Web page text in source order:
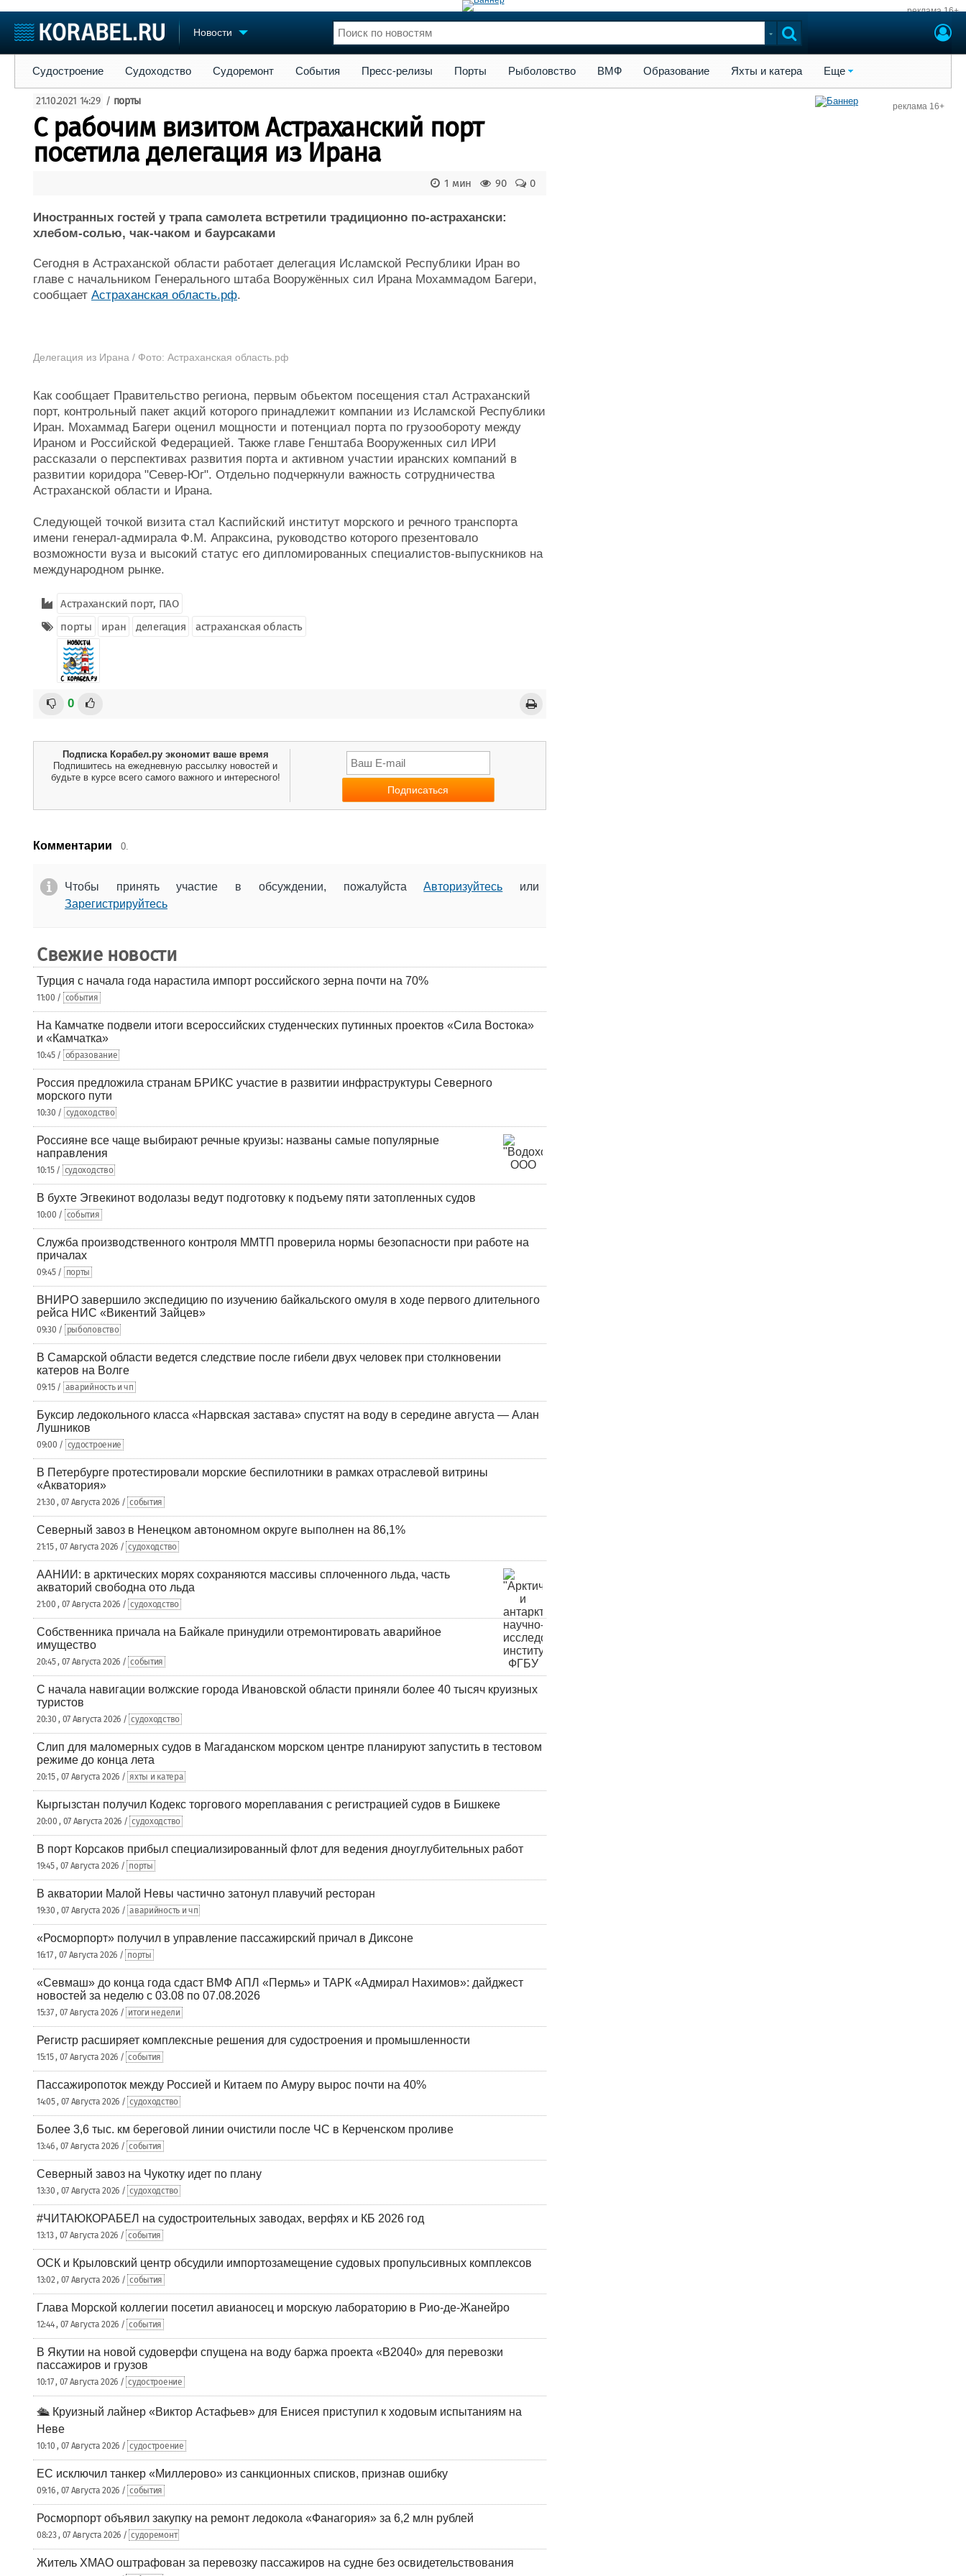
реклама 16+
Новости
Судостроение
Пульс
Новости
Компании
Репутация
Журнал
Реклама
Торговая площадка
Доска объявлений
Продажа флота
Изделия
Конференции
Личности
Словарь
Флот
Форум
Отзывы
Судостроение Судоходство Судоремонт События Пресс-релизы Порты Рыболовство ВМФ Образование Яхты и катера Еще
21.10.2021 14:29 / порты
С рабочим визитом Астраханский порт
посетила делегация из Ирана
0
90
1 мин
Иностранных гостей у трапа самолета встретили традиционно по-астрахански:
хлебом-солью, чак-чаком и баурсаками
Сегодня в Астраханской области работает делегация Исламской Республики Иран во
главе с начальником Генерального штаба Вооружённых сил Ирана Мохаммадом Багери,
сообщает Астраханская область.рф.
Делегация из Ирана / Фото: Астраханская область.рф
Как сообщает Правительство региона, первым обьектом посещения стал Астраханский
порт, контрольный пакет акций которого принадлежит компании из Исламской Республики
Иран. Мохаммад Багери оценил мощности и потенциал порта по грузообороту между
Ираном и Российской Федерацией. Также главе Генштаба Вооруженных сил ИРИ
рассказали о перспективах развития порта и активном участии иранских компаний в
развитии коридора "Север-Юг". Отдельно подчеркнули важность сотрудничества
Астраханской области и Ирана.
Следующей точкой визита стал Каспийский институт морского и речного транспорта
имени генерал-адмирала Ф.М. Апраксина, руководство которого презентовало
возможности вуза и высокий статус его дипломированных специалистов-выпускников на
международном рынке.
Астраханский порт, ПАО
порты
иран делегация астраханская область
0
Подписка Корабел.ру экономит ваше время
Подпишитесь на ежедневную рассылку новостей и
будьте в курсе всего самого важного и интересного!
Комментарии 0.
Чтобы принять участие в обсуждении, пожалуйстаАвторизуйтесь или
Зарегистрируйтесь
Свежие новости
Турция с начала года нарастила импорт российского зерна почти на 70%
11:00 / события
На Камчатке подвели итоги всероссийских студенческих путинных проектов «Сила Востока»
и «Камчатка»
10:45 / образование
Россия предложила странам БРИКС участие в развитии инфраструктуры Северного
морского пути
10:30 / судоходство
Россияне все чаще выбирают речные круизы: названы самые популярные
направления
10:15 / судоходство
В бухте Эгвекинот водолазы ведут подготовку к подъему пяти затопленных судов
10:00 / события
Служба производственного контроля ММТП проверила нормы безопасности при работе на
причалах
09:45 / порты
ВНИРО завершило экспедицию по изучению байкальского омуля в ходе первого длительного
рейса НИС «Викентий Зайцев»
09:30 / рыболовство
В Самарской области ведется следствие после гибели двух человек при столкновении
катеров на Волге
09:15 / аварийность и чп
Буксир ледокольного класса «Нарвская застава» спустят на воду в середине августа — Алан
Лушников
09:00 / судостроение
В Петербурге протестировали морские беспилотники в рамках отраслевой витрины
«Акватория»
21:30 , 07 Августа 2026 / события
Северный завоз в Ненецком автономном округе выполнен на 86,1%
21:15 , 07 Августа 2026 / судоходство
ААНИИ: в арктических морях сохраняются массивы сплоченного льда, часть
акваторий свободна ото льда
21:00 , 07 Августа 2026 / судоходство
Собственника причала на Байкале принудили отремонтировать аварийное
имущество
20:45 , 07 Августа 2026 / события
С начала навигации волжские города Ивановской области приняли более 40 тысяч круизных
туристов
20:30 , 07 Августа 2026 / судоходство
Слип для маломерных судов в Магаданском морском центре планируют запустить в тестовом
режиме до конца лета
20:15 , 07 Августа 2026 / яхты и катера
Кыргызстан получил Кодекс торгового мореплавания с регистрацией судов в Бишкеке
20:00 , 07 Августа 2026 / судоходство
В порт Корсаков прибыл специализированный флот для ведения дноуглубительных работ
19:45 , 07 Августа 2026 / порты
В акватории Малой Невы частично затонул плавучий ресторан
19:30 , 07 Августа 2026 / аварийность и чп
«Росморпорт» получил в управление пассажирский причал в Диксоне
16:17 , 07 Августа 2026 / порты
«Севмаш» до конца года сдаст ВМФ АПЛ «Пермь» и ТАРК «Адмирал Нахимов»: дайджест
новостей за неделю с 03.08 по 07.08.2026
15:37 , 07 Августа 2026 / итоги недели
Регистр расширяет комплексные решения для судостроения и промышленности
15:15 , 07 Августа 2026 / события
Пассажиропоток между Россией и Китаем по Амуру вырос почти на 40%
14:05 , 07 Августа 2026 / судоходство
Более 3,6 тыс. км береговой линии очистили после ЧС в Керченском проливе
13:46 , 07 Августа 2026 / события
Северный завоз на Чукотку идет по плану
13:30 , 07 Августа 2026 / судоходство
#ЧИТАЮКОРАБЕЛ на судостроительных заводах, верфях и КБ 2026 год
13:13 , 07 Августа 2026 / события
ОСК и Крыловский центр обсудили импортозамещение судовых пропульсивных комплексов
13:02 , 07 Августа 2026 / события
Глава Морской коллегии посетил авианосец и морскую лабораторию в Рио-де-Жанейро
12:44 , 07 Августа 2026 / события
В Якутии на новой судоверфи спущена на воду баржа проекта «В2040» для перевозки
пассажиров и грузов
10:17 , 07 Августа 2026 / судостроение
🛳️ Круизный лайнер «Виктор Астафьев» для Енисея приступил к ходовым испытаниям на
Неве
10:10 , 07 Августа 2026 / судостроение
ЕС исключил танкер «Миллерово» из санкционных списков, признав ошибку
09:16 , 07 Августа 2026 / события
Росморпорт объявил закупку на ремонт ледокола «Фанагория» за 6,2 млн рублей
08:23 , 07 Августа 2026 / судоремонт
Житель ХМАО оштрафован за перевозку пассажиров на судне без освидетельствования
реклама 16+